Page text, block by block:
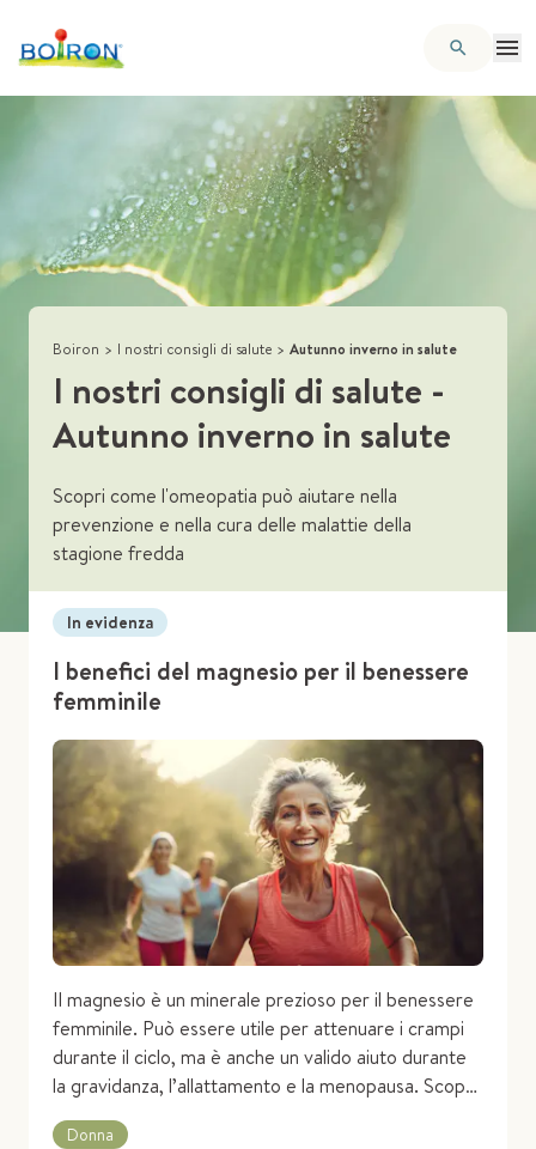
Boiron > I nostri consigli di salute > Autunno inverno in salute
I nostri consigli di salute -
Autunno inverno in salute
Scopri come l'omeopatia può aiutare nella
prevenzione e nella cura delle malattie della
stagione fredda
In evidenza
I benefici del magnesio per il benessere
femminile
Il magnesio è un minerale prezioso per il benessere
femminile. Può essere utile per attenuare i crampi
durante il ciclo, ma è anche un valido aiuto durante
la gravidanza, l’allattamento e la menopausa. Scopri
i benefici del magnesio per i disturbi femminili!
Donna